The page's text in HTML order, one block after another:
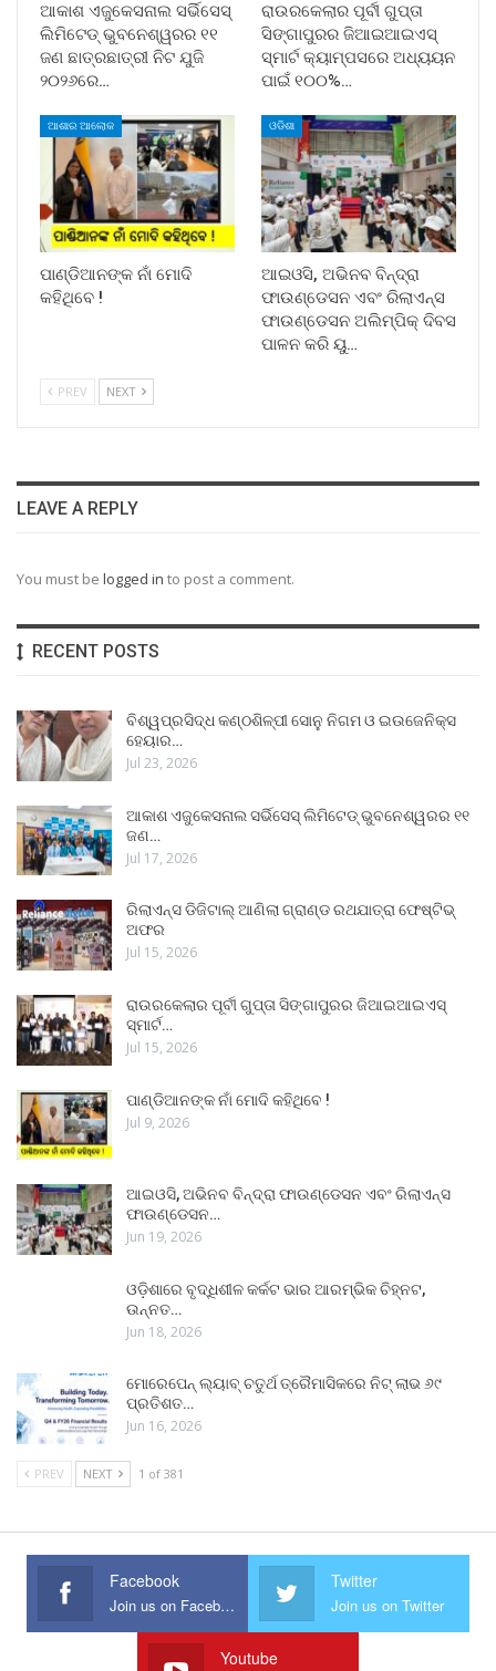
ଆକାଶ ଏଜୁକେସନାଲ ସର୍ଭିସେସ୍
ଲିମିଟେଡ୍ ଭୁବନେଶ୍ୱରର ୧୧
ଜଣ ଛାତ୍ରଛାତ୍ରୀ ନିଟ ଯୁଜି
୨୦୨୬ରେ…
ରାଉରକେଲାର ପୂର୍ବୀ ଗୁପ୍ତା
ସିଙ୍ଗାପୁରର ଜିଆଇଆଇଏସ୍
ସ୍ମାର୍ଟ କ୍ୟାମ୍ପସରେ ଅଧ୍ୟୟନ
ପାଇଁ ୧୦୦%…
ଆଶାର ଆଲୋକ
ପାଣ୍ଡିଆନଙ୍କ ନାଁ ମୋଦି
କହିଥିବେ !
ଓଡିଶା
ଆଇଓସି, ଅଭିନବ ବିନ୍ଦ୍ରା
ଫାଉଣ୍ଡେସନ ଏବଂ ରିଲାଏନ୍ସ
ଫାଉଣ୍ଡେସନ ଅଲିମ୍ପିକ୍ ଦିବସ
ପାଳନ କରି ୟୁ…
PREV NEXT
LEAVE A REPLY
You must be logged in to post a comment.
RECENT POSTS
ବିଶ୍ୱପ୍ରସିଦ୍ଧ କଣ୍ଠଶିଳ୍ପୀ ସୋନୁ ନିଗମ ଓ ଇଉଜେନିକ୍ସ
ହେୟାର…
Jul 23, 2026
ଆକାଶ ଏଜୁକେସନାଲ ସର୍ଭିସେସ୍ ଲିମିଟେଡ୍ ଭୁବନେଶ୍ୱରର ୧୧
ଜଣ…
Jul 17, 2026
ରିଲାଏନ୍ସ ଡିଜିଟାଲ୍ ଆଣିଲା ଗ୍ରାଣ୍ଡ ରଥଯାତ୍ରା ଫେଷ୍ଟିଭ୍
ଅଫର
Jul 15, 2026
ରାଉରକେଲାର ପୂର୍ବୀ ଗୁପ୍ତା ସିଙ୍ଗାପୁରର ଜିଆଇଆଇଏସ୍
ସ୍ମାର୍ଟ…
Jul 15, 2026
ପାଣ୍ଡିଆନଙ୍କ ନାଁ ମୋଦି କହିଥିବେ !
Jul 9, 2026
ଆଇଓସି, ଅଭିନବ ବିନ୍ଦ୍ରା ଫାଉଣ୍ଡେସନ ଏବଂ ରିଲାଏନ୍ସ
ଫାଉଣ୍ଡେସନ…
Jun 19, 2026
ଓଡ଼ିଶାରେ ବୃଦ୍ଧିଶୀଳ କର୍କଟ ଭାର ଆରମ୍ଭିକ ଚିହ୍ନଟ,
ଉନ୍ନତ…
Jun 18, 2026
ମୋରେପେନ୍ ଲ୍ୟାବ୍ ଚତୁର୍ଥ ତ୍ରୈମାସିକରେ ନିଟ୍ ଲାଭ ୬୯
ପ୍ରତିଶତ…
Jun 16, 2026
PREV NEXT 1 of 381
Facebook
Join us on Facebook
Twitter
Join us on Twitter
Youtube